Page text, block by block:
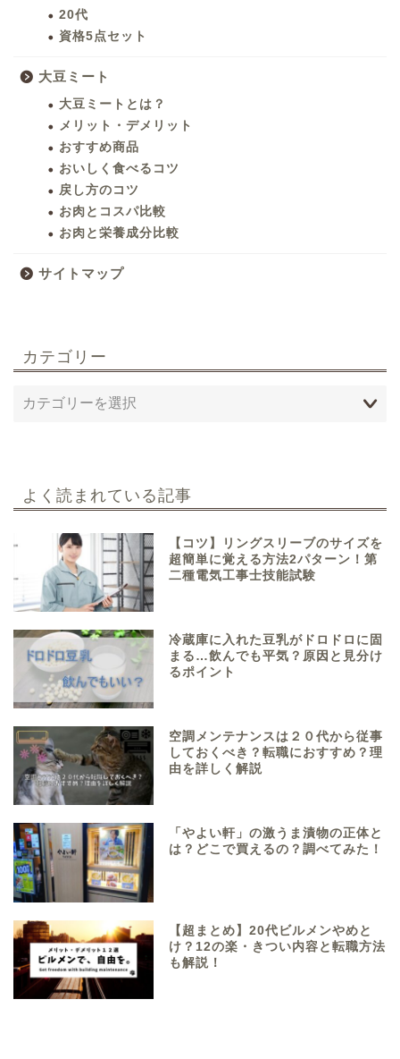
20代
資格5点セット
大豆ミート
大豆ミートとは？
メリット・デメリット
おすすめ商品
おいしく食べるコツ
戻し方のコツ
お肉とコスパ比較
お肉と栄養成分比較
サイトマップ
カテゴリー
よく読まれている記事
【コツ】リングスリーブのサイズを
超簡単に覚える方法2パターン！第
二種電気工事士技能試験
冷蔵庫に入れた豆乳がドロドロに固
まる…飲んでも平気？原因と見分け
るポイント
空調メンテナンスは２０代から従事
しておくべき？転職におすすめ？理
由を詳しく解説
「やよい軒」の激うま漬物の正体と
は？どこで買えるの？調べてみた！
【超まとめ】20代ビルメンやめと
け？12の楽・きつい内容と転職方法
も解説！